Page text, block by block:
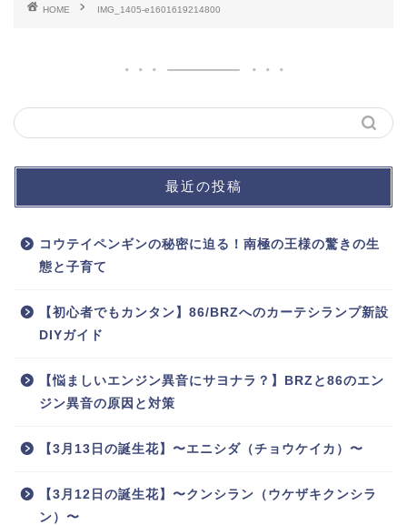
HOME IMG_1405-e1601619214800
最近の投稿
コウテイペンギンの秘密に迫る！南極の王様の驚きの生
態と子育て
【初心者でもカンタン】86/BRZへのカーテシランプ新設
DIYガイド
【悩ましいエンジン異音にサヨナラ？】BRZと86のエン
ジン異音の原因と対策
【3月13日の誕生花】〜エニシダ（チョウケイカ）〜
【3月12日の誕生花】〜クンシラン（ウケザキクンシラ
ン）〜